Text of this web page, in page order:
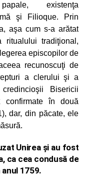
existenţa
şi Filioque. Prin
aşa cum s-a arătat
ritualului tradiţional,
episcopilor de
recunoscuţi de
a clerului şi a
Bisericii
confirmate în două
dar, din păcate, ele
Unirea şi au fost
ca cea condusă de
1759.